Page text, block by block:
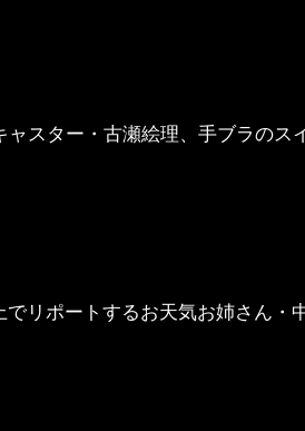
ャスター・古瀬絵理、手ブラのス
でリポートするお天気お姉さん・